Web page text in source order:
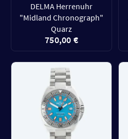
DELMA Herrenuhr
"Midland Chronograph"
Quarz
750,00 €